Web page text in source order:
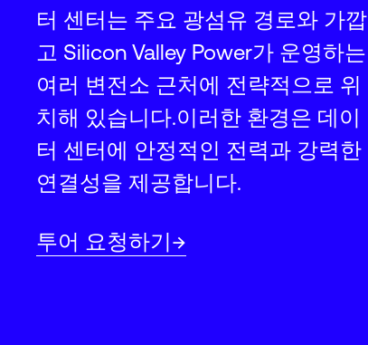
터 센터는 주요 광섬유 경로와 가깝
고 Silicon Valley Power가 운영하는
여러 변전소 근처에 전략적으로 위
치해 있습니다.이러한 환경은 데이
터 센터에 안정적인 전력과 강력한
연결성을 제공합니다.
투어 요청하기